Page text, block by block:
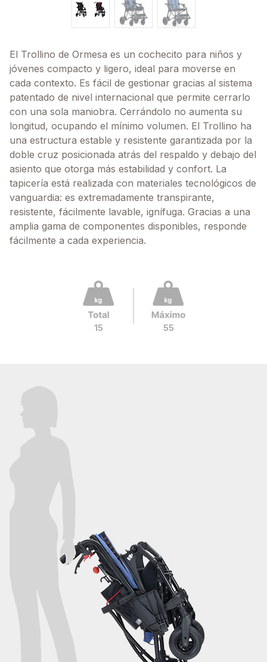
El Trollino de Ormesa es un cochecito para niños y
jóvenes compacto y ligero, ideal para moverse en
cada contexto. Es fácil de gestionar gracias al sistema
patentado de nivel internacional que permite cerrarlo
con una sola maniobra. Cerrándolo no aumenta su
longitud, ocupando el mínimo volumen. El Trollino ha
una estructura estable y resistente garantizada por la
doble cruz posicionada atrás del respaldo y debajo del
asiento que otorga más estabilidad y confort. La
tapicería está realizada con materiales tecnológicos de
vanguardia: es extremadamente transpirante,
resistente, fácilmente lavable, ignífuga. Gracias a una
amplia gama de componentes disponibles, responde
fácilmente a cada experiencia.
15 55